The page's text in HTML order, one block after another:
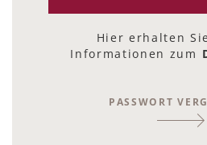
Hier erhalten
Informationen zum
PASSWORT